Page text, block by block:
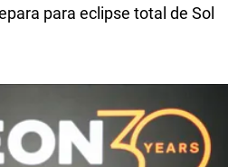
para eclipse total de Sol